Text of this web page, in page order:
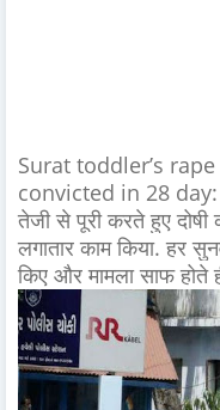
Surat toddler’s
convicted in 28 day:
तेजी से पूरी करते हुए
लगातार काम किया. हर
किए और मामला साफ होते